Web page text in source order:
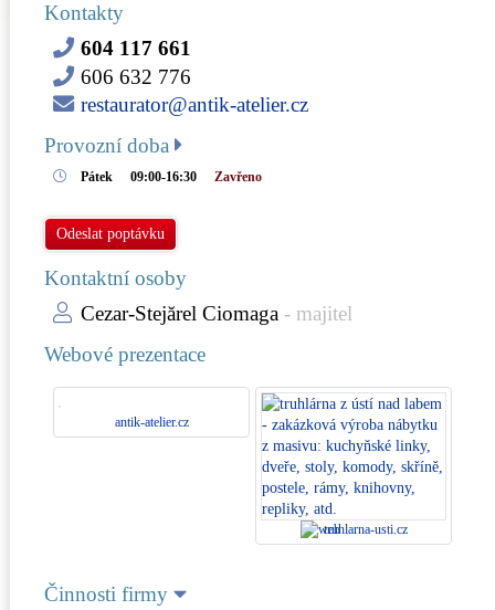
Kontakty
604 117 661
606 632 776
restaurator@antik-atelier.cz
Provozní doba
Pátek 09:00-16:30 Zavřeno
Odeslat poptávku
Kontaktní osoby
Cezar-Stejărel Ciomaga - majitel
Webové prezentace
antik-atelier.cz
truhlarna-usti.cz
Činnosti firmy